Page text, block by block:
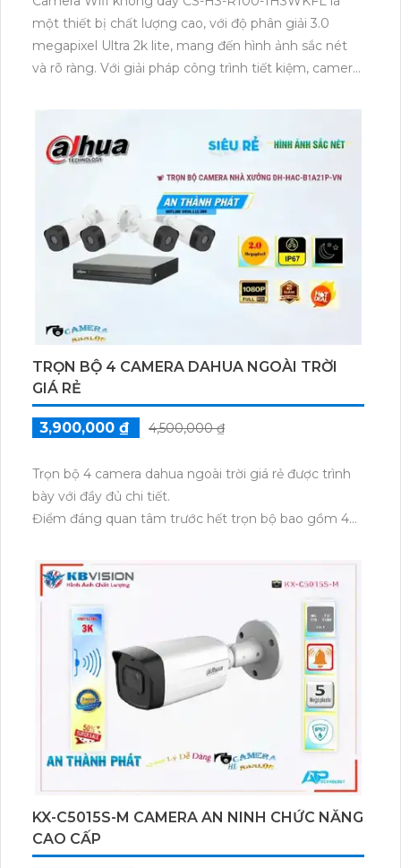
một thiết bị chất lượng cao, với độ phân giải 3.0
megapixel Ultra 2k lite, mang đến hình ảnh sắc nét
và rõ ràng. Với giải pháp công trình tiết kiệm, camera
giúp quan sát trong điều kiện thiếu sáng, với tầm
quan sát lên đến 30m. Với thiết kế Thân Plastic,
camera này phù hợp cho các công trình xây dựng.
Ngoài ra, camera còn được tích hợp công nghệ IP
Wifi, giúp dễ dàng nâng cấp hệ thống camera hiện
có. Bên cạnh đó, camera còn tích hợp khả năng
Công Nghệ AI, mang đến trải nghiệm giám sát cao
TRỌN BỘ 4 CAMERA DAHUA NGOÀI TRỜI
GIÁ RẺ
3,900,000 ₫ 4,500,000 ₫
Trọn bộ 4 camera dahua ngoài trời giá rẻ được trình
bày với đầy đủ chi tiết.
Điểm đáng quan tâm trước hết trọn bộ bao gồm 4
với khả năng chống nước, chống bụi và chịu được
các điều kiện thời tiết khắc nghiệt. Đặc biệt, trọn bộ
này được tích hợp công nghệ AHD, CVI, TVI, BCS
truyền dẫn hình ảnh và âm thanh trên cáp đồng trục.
Công nghệ được tích hợp cao cấp cho phép cài đặt
và sử dụng trọn bộ với nhiều loại thiết bị và hệ thống
khác nhau. Hình ảnh và âm thanh truyền qua cáp
đồng trục trên các camera dahua trong trọn bộ đều
có chất lượng không đổi, không bị mờ hay gãy, Hoàn
toàn tin cậy hiển thị rõ nét và chân thực. trọn bộ
cũng được bán với mức giá rẻ, phù hợp với nhu cầu
và ngân sách của nhiều người tiêu dùng.
Tuy
KX-C5015S-M CAMERA AN NINH CHỨC NĂNG
CAO CẤP